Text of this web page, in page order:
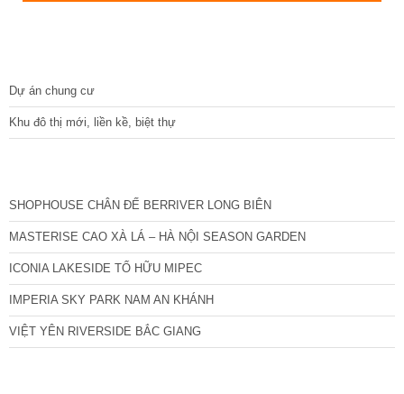
Dự án chung cư
Khu đô thị mới, liền kề, biệt thự
SHOPHOUSE CHÂN ĐẾ BERRIVER LONG BIÊN
MASTERISE CAO XÀ LÁ – HÀ NỘI SEASON GARDEN
ICONIA LAKESIDE TỐ HỮU MIPEC
IMPERIA SKY PARK NAM AN KHÁNH
VIỆT YÊN RIVERSIDE BẮC GIANG